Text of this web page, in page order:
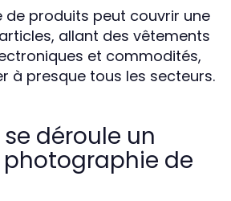
de produits peut couvrir une
allant des vêtements
et commodités,
à presque tous les secteurs.
déroule un
de